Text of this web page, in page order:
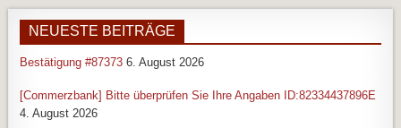
NEUESTE BEITRÄGE
Bestätigung #87373 6. August 2026
[Commerzbank] Bitte überprüfen Sie Ihre Angaben ID:82334437896E
4. August 2026